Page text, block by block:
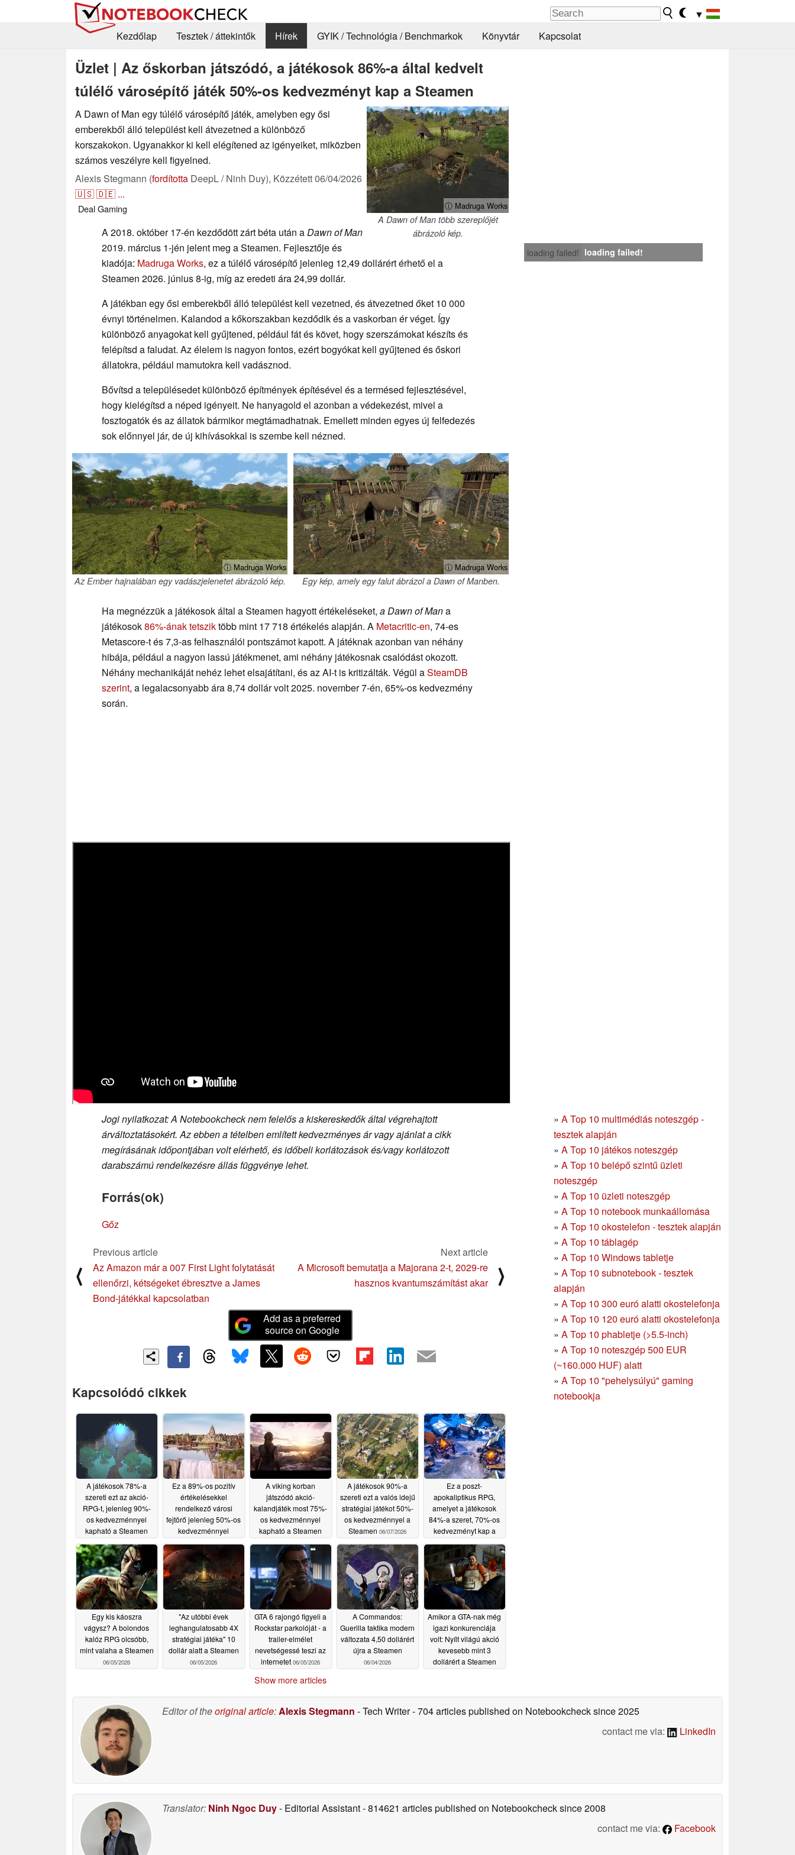
▼
Kezdőlap
Tesztek / áttekintők Hírek GYIK / Technológia / Benchmarkok Könyvtár Kapcsolat
Üzlet | Az őskorban játszódó, a játékosok 86%-a által kedvelt
túlélő városépítő játék 50%-os kedvezményt kap a Steamen
ⓘ Madruga Works
A Dawn of Man több szereplőjét
ábrázoló kép.
A Dawn of Man egy túlélő városépítő játék, amelyben egy ősi
emberekből álló települést kell átvezetned a különböző
korszakokon. Ugyanakkor ki kell elégítened az igényeiket, miközben
számos veszélyre kell figyelned.
Alexis Stegmann (fordította DeepL / Ninh Duy), Közzétett06/04/2026
🇺🇸🇩🇪 ...
DealGaming
loading failed! loading failed!
A 2018. október 17-én kezdődött zárt béta után aDawn of Man
2019. március 1-jén jelent meg a Steamen. Fejlesztője és
kiadója: Madruga Works, ez a túlélő városépítő jelenleg 12,49 dollárért érhető el a
Steamen 2026. június 8-ig, míg az eredeti ára 24,99 dollár.
A játékban egy ősi emberekből álló települést kell vezetned, és átvezetned őket 10 000
évnyi történelmen. Kalandod a kőkorszakban kezdődik és a vaskorban ér véget. Így
különböző anyagokat kell gyűjtened, például fát és követ, hogy szerszámokat készíts és
felépítsd a faludat. Az élelem is nagyon fontos, ezért bogyókat kell gyűjtened és őskori
állatokra, például mamutokra kell vadásznod.
Bővítsd a településedet különböző építmények építésével és a termésed fejlesztésével,
hogy kielégítsd a néped igényeit. Ne hanyagold el azonban a védekezést, mivel a
fosztogatók és az állatok bármikor megtámadhatnak. Emellett minden egyes új felfedezés
sok előnnyel jár, de új kihívásokkal is szembe kell nézned.
ⓘ Madruga Works
Az Ember hajnalában egy vadászjelenetet ábrázoló kép.
ⓘ Madruga Works
Egy kép, amely egy falut ábrázol a Dawn of Manben.
Ha megnézzük a játékosok által a Steamen hagyott értékeléseket, a Dawn of Mana
játékosok86%-ának tetsziktöbb mint 17 718 értékelés alapján. A Metacritic-en, 74-es
Metascore-t és 7,3-as felhasználói pontszámot kapott. A játéknak azonban van néhány
hibája, például a nagyon lassú játékmenet, ami néhány játékosnak csalódást okozott.
Néhány mechanikáját nehéz lehet elsajátítani, és az AI-t is kritizálták. Végül aSteamDB
szerint, a legalacsonyabb ára 8,74 dollár volt 2025. november 7-én, 65%-os kedvezmény
során.
» A Top 10 multimédiás noteszgép -
tesztek alapján
» A Top 10 játékos noteszgép
» A Top 10 belépő szintű üzleti
noteszgép
» A Top 10 üzleti noteszgép
» A Top 10 notebook munkaállomása
» A Top 10 okostelefon - tesztek alapján
» A Top 10 táblagép
» A Top 10 Windows tabletje
» A Top 10 subnotebook - tesztek
alapján
» A Top 10 300 euró alatti okostelefonja
» A Top 10 120 euró alatti okostelefonja
» A Top 10 phabletje (>5.5-inch)
» A Top 10 noteszgép 500 EUR
(~160.000 HUF) alatt
» A Top 10 "pehelysúlyú" gaming
notebookja
Jogi nyilatkozat: A Notebookcheck nem felelős a kiskereskedők által végrehajtott
árváltoztatásokért. Az ebben a tételben említett kedvezményes ár vagy ajánlat a cikk
megírásának időpontjában volt elérhető, és időbeli korlátozások és/vagy korlátozott
darabszámú rendelkezésre állás függvénye lehet.
Forrás(ok)
Gőz
⟨
Previous article
Az Amazon már a 007 First Light folytatását
ellenőrzi, kétségeket ébresztve a James
Bond-játékkal kapcsolatban
Next article
A Microsoft bemutatja a Majorana 2-t, 2029-re
hasznos kvantumszámítást akar
⟩
Add as a preferred
source on Google
Kapcsolódó cikkek
A játékosok 78%-a
szereti ezt az akció-
RPG-t, jelenleg 90%-
os kedvezménnyel
kapható a Steamen
06/11/2026
Ez a 89%-os pozitív
értékelésekkel
rendelkező városi
fejtörő jelenleg 50%-os
kedvezménnyel
06/09/2026
A viking korban
játszódó akció-
kalandjáték most 75%-
os kedvezménnyel
kapható a Steamen
06/08/2026
A játékosok 90%-a
szereti ezt a valós idejű
stratégiai játékot 50%-
os kedvezménnyel a
Steamen 06/07/2026
Ez a poszt-
apokaliptikus RPG,
amelyet a játékosok
84%-a szeret, 70%-os
kedvezményt kap a
06/06/2026
Egy kis káoszra
vágysz? A bolondos
kalóz RPG olcsóbb,
mint valaha a Steamen
06/05/2026
"Az utóbbi évek
leghangulatosabb 4X
stratégiai játéka" 10
dollár alatt a Steamen
06/05/2026
GTA 6 rajongó figyeli a
Rockstar parkolóját - a
trailer-elmélet
nevetségessé teszi az
internetet 06/05/2026
A Commandos:
Guerilla taktika modern
változata 4,50 dollárért
újra a Steamen
06/04/2026
Amikor a GTA-nak még
igazi konkurenciája
volt: Nyílt világú akció
kevesebb mint 3
dollárért a Steamen
Show more articles
Editor of theoriginal article:Alexis Stegmann - Tech Writer- 704 articles published on Notebookchecksince 2025
contact me via:
LinkedIn
Translator: Ninh Ngoc Duy- Editorial Assistant- 814621 articles published on Notebookchecksince 2008
contact me via:
Facebook